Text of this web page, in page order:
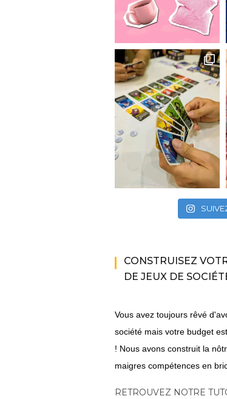
CONSTRUISEZ
DE JEUX DE
Vous avez toujours rêvé
société mais votre budget
! Nous avons construit la
maigres compétences en
RETROUVEZ NOTRE